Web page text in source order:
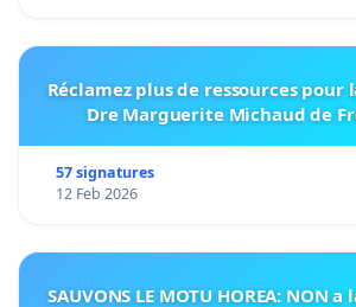
Réclamez plus de ressources
Dre Marguerite Michaud de
57 signatures
12 Feb 2026
SAUVONS LE MOTU HOREA: NON